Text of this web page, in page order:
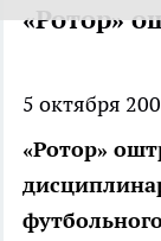
«Ротор»
5 октября
«Ротор»